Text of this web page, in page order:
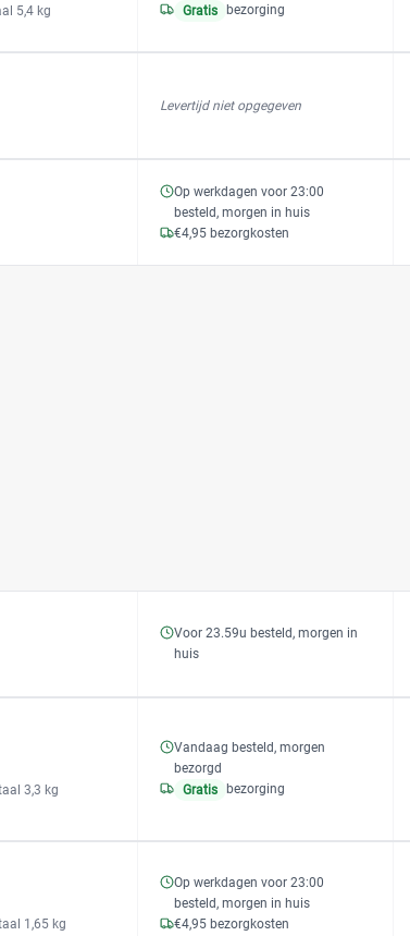
5,4 kg
Gratis
bezorging
Levertijd niet opgegeven
Op werkdagen voor 23:00
besteld, morgen in huis
€4,95 bezorgkosten
Voor 23.59u besteld, morgen in
huis
3,3 kg
Vandaag besteld, morgen
bezorgd
Gratis
bezorging
1,65 kg
Op werkdagen voor 23:00
besteld, morgen in huis
€4,95 bezorgkosten